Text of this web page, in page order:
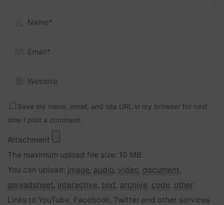
Save my name, email, and site URL in my browser for next
time I post a comment.
Attachment
The maximum upload file size: 10 MB.
You can upload: image, audio, video, document,
spreadsheet, interactive, text, archive, code, other.
Links to YouTube, Facebook, Twitter and other services